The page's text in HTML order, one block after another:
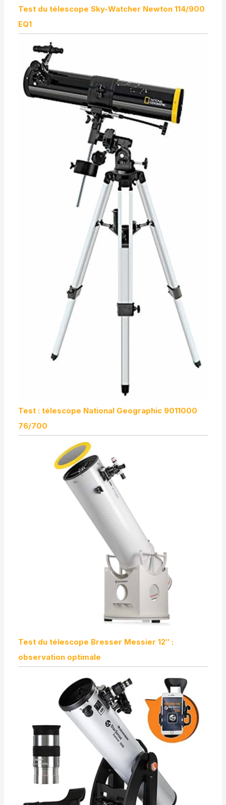
Test du télescope Sky-Watcher Newton 114/900
EQ1
Test : télescope National Geographic 9011000
76/700
Test du télescope Bresser Messier 12″ :
observation optimale